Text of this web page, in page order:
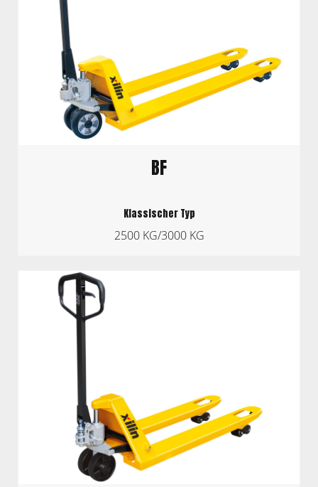
BF
Klassischer Typ
2500 KG/3000 KG